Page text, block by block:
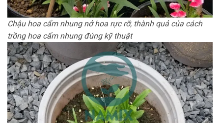
Chậu hoa cẩm nhung nở hoa rực rỡ, thành quả của cách
trồng hoa cẩm nhung đúng kỹ thuật